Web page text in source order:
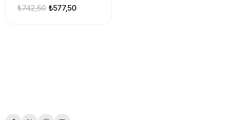
₺577,50
₺742,50